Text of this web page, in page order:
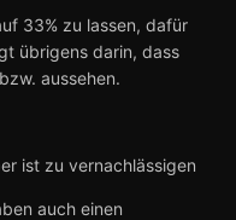
33% zu lassen, dafür
übrigens darin, dass
aussehen.
ist zu vernachlässigen
auch einen